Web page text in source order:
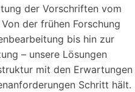
der Vorschriften vom
der frühen Forschung
bis hin zur
– unsere Lösungen
mit den Erwartungen
Schritt hält.